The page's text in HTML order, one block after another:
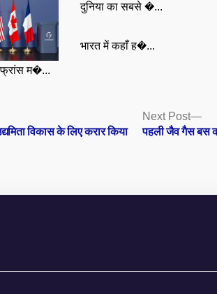
म�...
दुनिया का सबसे �...
भारत में कहाँ ह�...
विकास के लिए करार किया
Next Post
पहली जैव गैस बस